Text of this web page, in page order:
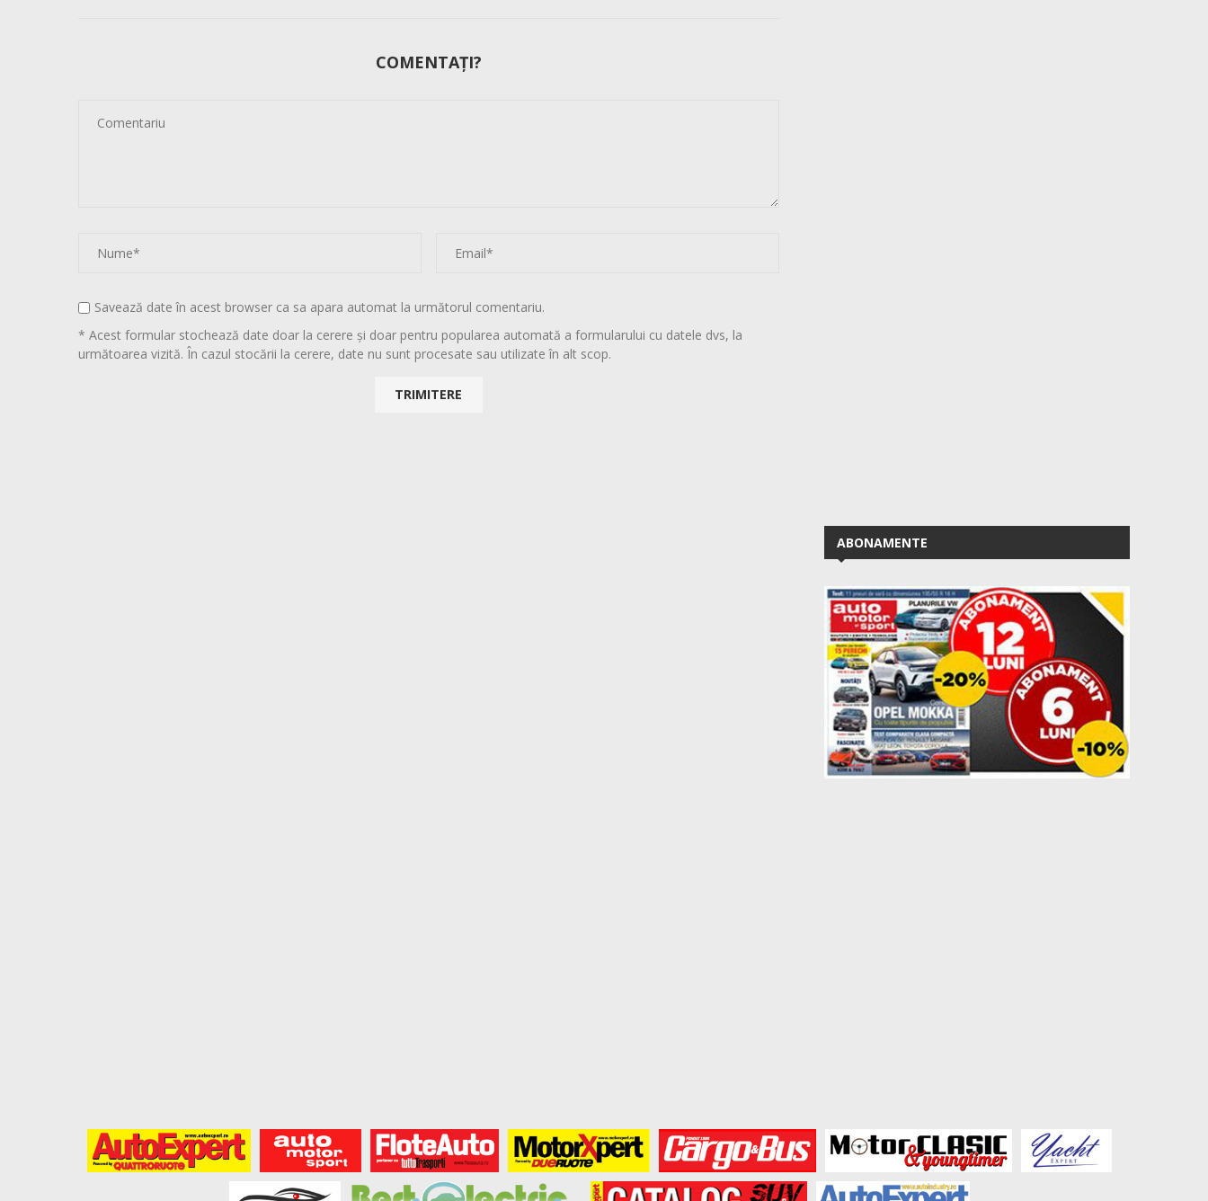
COMENTAȚI?
Savează date în acest browser ca sa apara automat la următorul comentariu.
* Acest formular stochează date doar la cerere și doar pentru popularea automată a formularului cu datele dvs, la
următoarea vizită. În cazul stocării la cerere, date nu sunt procesate sau utilizate în alt scop.
ABONAMENTE